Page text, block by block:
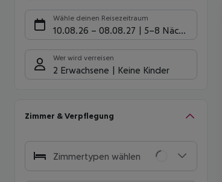
Wähle deinen Reisezeitraum
10.08.26 – 08.08.27 5-8 Nächte
Wer wird verreisen
2 Erwachsene Keine Kinder
Zimmer & Verpflegung
Zimmertypen wählen